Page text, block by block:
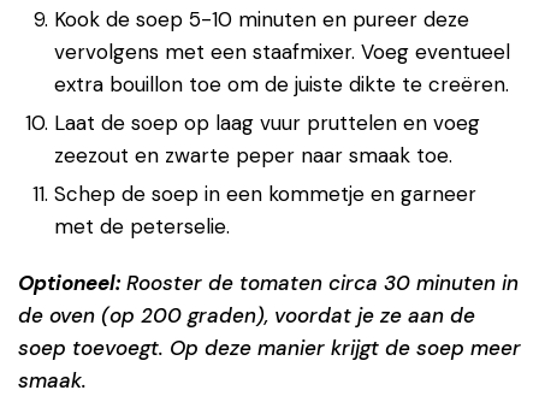
Kook de soep 5-10 minuten en pureer deze
vervolgens met een staafmixer. Voeg eventueel
extra bouillon toe om de juiste dikte te creëren.
Laat de soep op laag vuur pruttelen en voeg
zeezout en zwarte peper naar smaak toe.
Schep de soep in een kommetje en garneer
met de peterselie.
Optioneel: Rooster de tomaten circa 30 minuten in
de oven (op 200 graden), voordat je ze aan de
soep toevoegt. Op deze manier krijgt de soep meer
smaak.